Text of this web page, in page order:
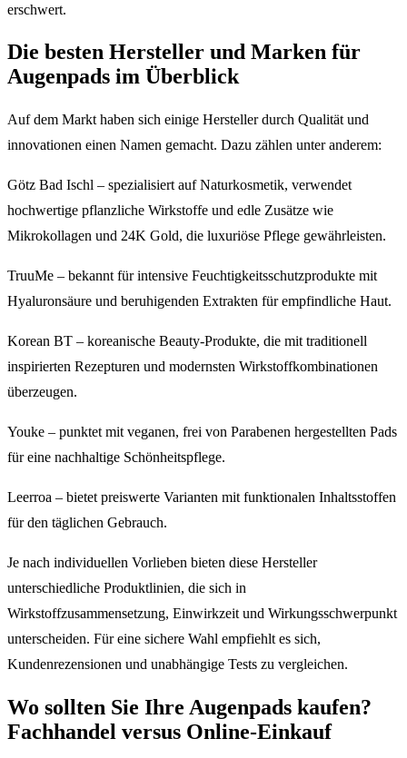
erschwert.
Die besten Hersteller und Marken für
Augenpads im Überblick
Auf dem Markt haben sich einige Hersteller durch Qualität und
innovationen einen Namen gemacht. Dazu zählen unter anderem:
Götz Bad Ischl – spezialisiert auf Naturkosmetik, verwendet
hochwertige pflanzliche Wirkstoffe und edle Zusätze wie
Mikrokollagen und 24K Gold, die luxuriöse Pflege gewährleisten.
TruuMe – bekannt für intensive Feuchtigkeitsschutzprodukte mit
Hyaluronsäure und beruhigenden Extrakten für empfindliche Haut.
Korean BT – koreanische Beauty-Produkte, die mit traditionell
inspirierten Rezepturen und modernsten Wirkstoffkombinationen
überzeugen.
Youke – punktet mit veganen, frei von Parabenen hergestellten Pads
für eine nachhaltige Schönheitspflege.
Leerroa – bietet preiswerte Varianten mit funktionalen Inhaltsstoffen
für den täglichen Gebrauch.
Je nach individuellen Vorlieben bieten diese Hersteller
unterschiedliche Produktlinien, die sich in
Wirkstoffzusammensetzung, Einwirkzeit und Wirkungsschwerpunkt
unterscheiden. Für eine sichere Wahl empfiehlt es sich,
Kundenrezensionen und unabhängige Tests zu vergleichen.
Wo sollten Sie Ihre Augenpads kaufen?
Fachhandel versus Online-Einkauf